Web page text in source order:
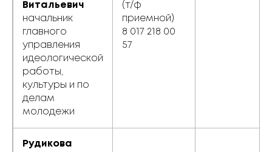
Витальевич
начальник
главного
управления
идеологической
работы,
культуры и по
делам
молодежи
(т/ф
приемной)
8 017 218 00
57
Рудикова